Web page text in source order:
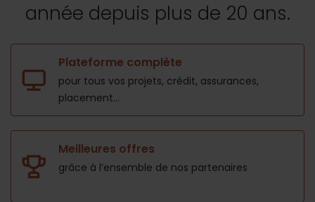
année depuis plus de 20 ans.
Plateforme complète
pour tous vos projets, crédit, assurances,
placement...
Meilleures offres
grâce à l’ensemble de nos partenaires